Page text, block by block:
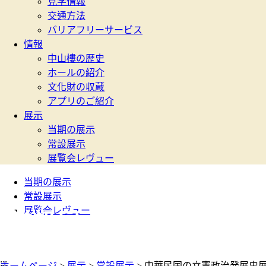
交通方法
バリアフリーサービス
情報
中山樓の歴史
ホールの紹介
文化財の収蔵
アプリのご紹介
展示
当期の展示
常設展示
展覧会レヴュー
当期の展示
常設展示
展覧会レヴュー
常設展示
:::